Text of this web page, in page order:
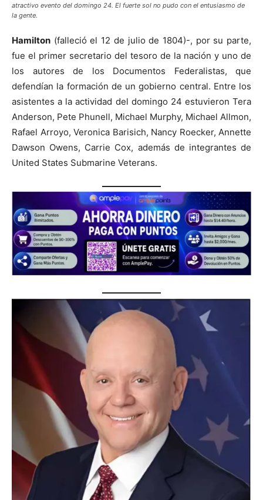
atractivo evento del domingo 24. El fuerte sol no pudo con el entusiasmo de
la gente.
Hamilton (falleció el 12 de julio de 1804)-, por su parte,
fue el primer secretario del tesoro de la nación y uno de
los autores de los Documentos Federalistas, que
defendían la formación de un gobierno central. Entre los
asistentes a la actividad del domingo 24 estuvieron Tera
Anderson, Pete Phunell, Michael Murphy, Michael Allmon,
Rafael Arroyo, Veronica Barisich, Nancy Roecker, Annette
Dawson Owens, Carrie Cox, además de integrantes de
United States Submarine Veterans.